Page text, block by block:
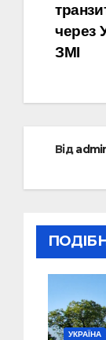
через
ЗМІ
Від
УКРАЇНА